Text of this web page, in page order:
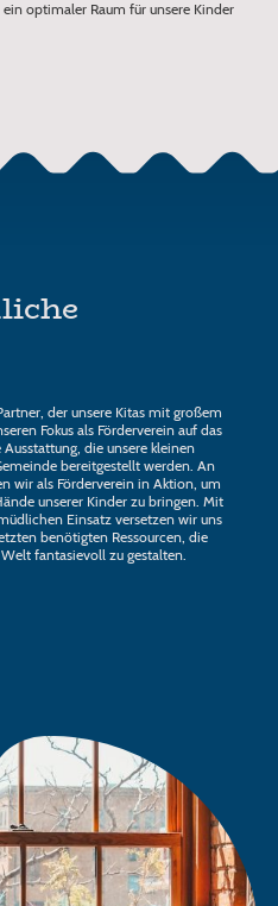
optimaler Raum für unsere Kinder
der unsere Kitas mit großem
Fokus als Förderverein auf das
die unsere kleinen
bereitgestellt werden. An
wir als Förderverein in Aktion, um
unserer Kinder zu bringen. Mit
Einsatz versetzen wir uns
benötigten Ressourcen, die
fantasievoll zu gestalten.